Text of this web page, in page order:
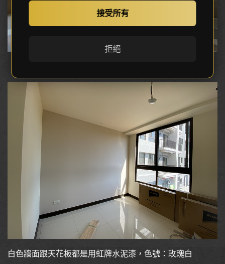
白色牆面跟天花板都是用虹牌水泥漆，色號：玫瑰白
接受所有
拒絕